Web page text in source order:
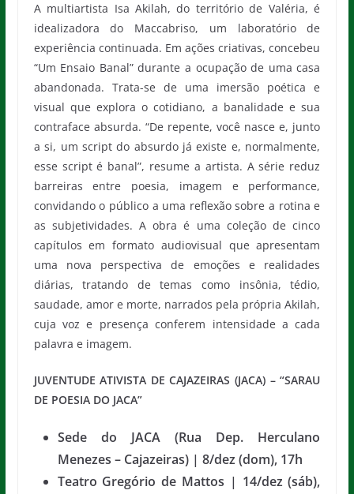
A multiartista Isa Akilah, do território de Valéria, é
idealizadora do Maccabriso, um laboratório de
experiência continuada. Em ações criativas, concebeu
“Um Ensaio Banal” durante a ocupação de uma casa
abandonada. Trata-se de uma imersão poética e
visual que explora o cotidiano, a banalidade e sua
contraface absurda. “De repente, você nasce e, junto
a si, um script do absurdo já existe e, normalmente,
esse script é banal”, resume a artista. A série reduz
barreiras entre poesia, imagem e performance,
convidando o público a uma reflexão sobre a rotina e
as subjetividades. A obra é uma coleção de cinco
capítulos em formato audiovisual que apresentam
uma nova perspectiva de emoções e realidades
diárias, tratando de temas como insônia, tédio,
saudade, amor e morte, narrados pela própria Akilah,
cuja voz e presença conferem intensidade a cada
palavra e imagem.
JUVENTUDE ATIVISTA DE CAJAZEIRAS (JACA) – “SARAU
DE POESIA DO JACA”
Sede do JACA (Rua Dep. Herculano
Menezes – Cajazeiras) | 8/dez (dom), 17h
Teatro Gregório de Mattos | 14/dez (sáb),